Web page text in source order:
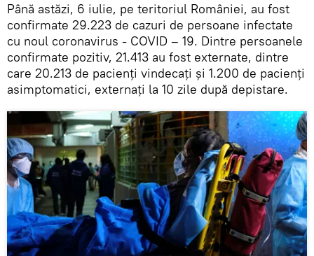
Până astăzi, 6 iulie, pe teritoriul României, au fost
confirmate 29.223 de cazuri de persoane infectate
cu noul coronavirus - COVID – 19. Dintre persoanele
confirmate pozitiv, 21.413 au fost externate, dintre
care 20.213 de pacienți vindecați și 1.200 de pacienți
asimptomatici, externați la 10 zile după depistare.